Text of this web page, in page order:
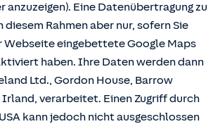
anzuzeigen). Eine Datenübertragung zu
Rahmen aber nur, sofern Sie
Webseite eingebettete Google Maps
haben. Ihre Daten werden dann
Ltd., Gordon House, Barrow
verarbeitet. Einen Zugriff durch
kann jedoch nicht ausgeschlossen